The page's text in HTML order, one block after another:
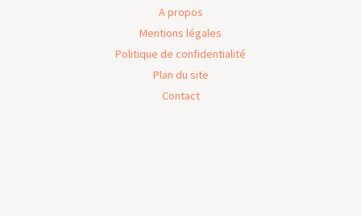
A propos
Mentions légales
Politique de confidentialité
Plan du site
Contact